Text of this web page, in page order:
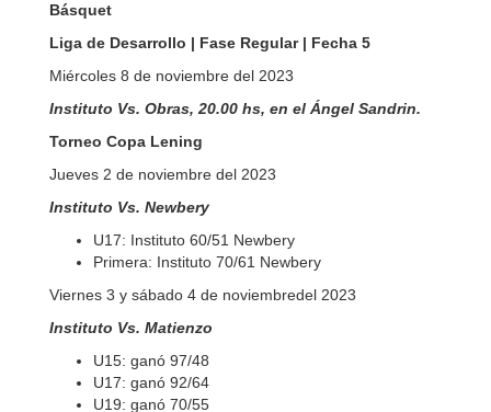
Básquet
Liga de Desarrollo | Fase Regular | Fecha 5
Miércoles 8 de noviembre del 2023
Instituto Vs. Obras, 20.00 hs, en el Ángel Sandrin.
Torneo Copa Lening
Jueves 2 de noviembre del 2023
Instituto Vs. Newbery
U17: Instituto 60/51 Newbery
Primera: Instituto 70/61 Newbery
Viernes 3 y sábado 4 de noviembredel 2023
Instituto Vs. Matienzo
U15: ganó 97/48
U17: ganó 92/64
U19: ganó 70/55